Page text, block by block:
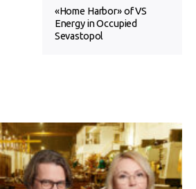
«Home Harbor» of VS
Energy in Occupied
Sevastopol